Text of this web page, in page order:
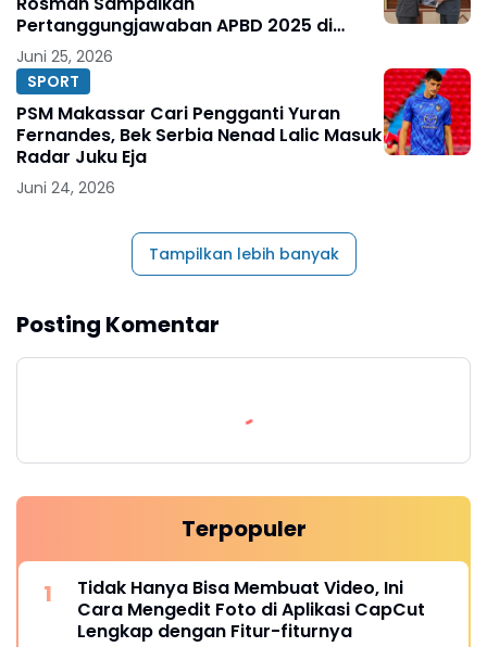
Pertanggungjawaban APBD 2025 di
DPRD
Juni 25, 2026
SPORT
PSM Makassar Cari Pengganti Yuran
Fernandes, Bek Serbia Nenad Lalic Masuk
Radar Juku Eja
Juni 24, 2026
Tampilkan lebih banyak
Posting Komentar
Terpopuler
Tidak Hanya Bisa Membuat Video, Ini
Cara Mengedit Foto di Aplikasi CapCut
Lengkap dengan Fitur-fiturnya